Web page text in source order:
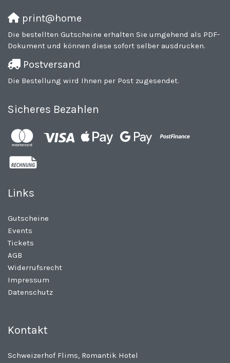
print@home
Die bestellten Gutscheine erhalten Sie umgehend als PDF-
Dokument und können diese sofort selber ausdrucken.
Postversand
Die Bestellung wird Ihnen per Post zugesendet.
Sicheres Bezahlen
Links
Gutscheine
Events
Tickets
AGB
Widerrufsrecht
Impressum
Datenschutz
Kontakt
Schweizerhof Flims, Romantik Hotel